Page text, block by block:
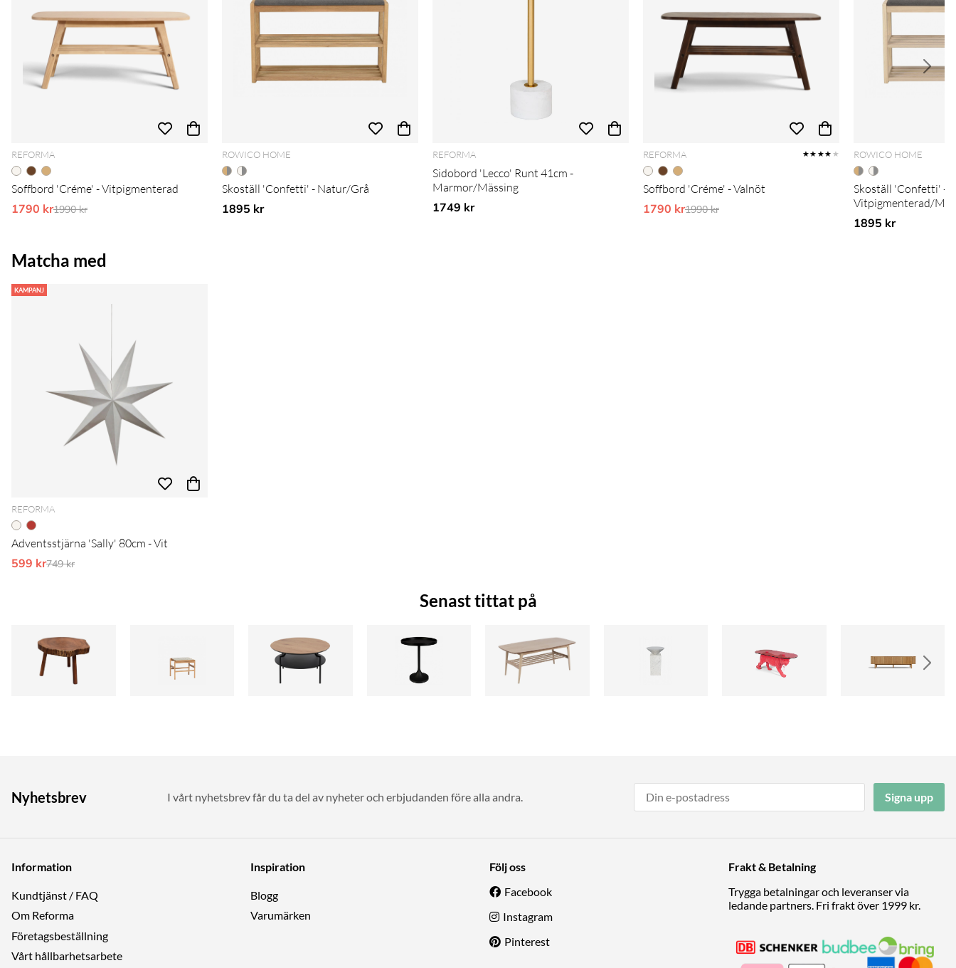
REFORMA
Soffbord 'Créme' - Vitpigmenterad
1790 krOrdinarie pris:
1990 kr
ROWICO HOME
Skoställ 'Confetti' - Natur/Grå
1895 kr
REFORMA
Sidobord 'Lecco' Runt 41cm -
Marmor/Mässing
1749 kr
REFORMA ★★★★ ★
Soffbord 'Créme' - Valnöt
1790 krOrdinarie pris:
1990 kr
ROWICO HOME
Skoställ 'Confetti' -
Vitpigmenterad/
1895 kr
Matcha med
KAMPANJ
REFORMA
Adventsstjärna 'Sally' 80cm - Vit
599 krOrdinarie pris:
749 kr
Senast tittat på
Nyhetsbrev I vårt nyhetsbrev får du ta del av nyheter och erbjudanden före alla andra. Signa upp
Information
Kundtjänst / FAQ
Om Reforma
Företagsbeställning
Vårt hållbarhetsarbete
Inspiration
Blogg
Varumärken
Följ oss
Facebook
Instagram
Pinterest
Frakt & Betalning
Trygga betalningar och leveranser via
ledande partners. Fri frakt över 1999 kr.